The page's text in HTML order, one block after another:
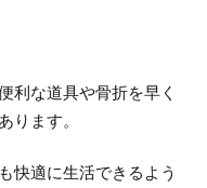
利な道具や骨折を早く
ります。
快適に生活できるよう